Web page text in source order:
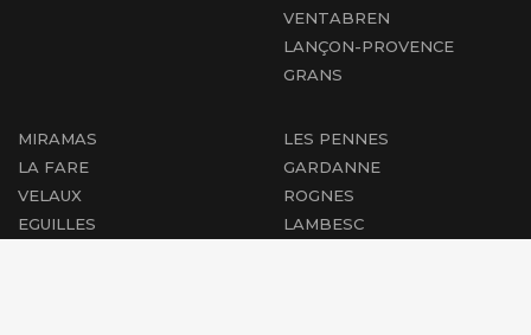
VENTABREN
LANÇON-PROVENCE
GRANS
MIRAMAS
LA FARE
VELAUX
EGUILLES
LES PENNES
GARDANNE
ROGNES
LAMBESC